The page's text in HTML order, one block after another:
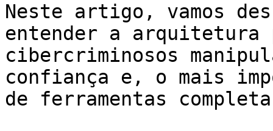
Neste artigo, vamos
entender a arquitetura
cibercriminosos
confiança e, o mais
de ferramentas